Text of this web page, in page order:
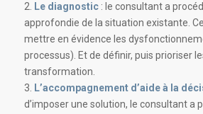
2. Le diagnostic: le consultant a
approfondie de la situation existante.
mettre en évidence les
processus). Et de définir, puis prioriser
transformation.
3. L’accompagnement d’aide à la
d’imposer une solution, le consultant a